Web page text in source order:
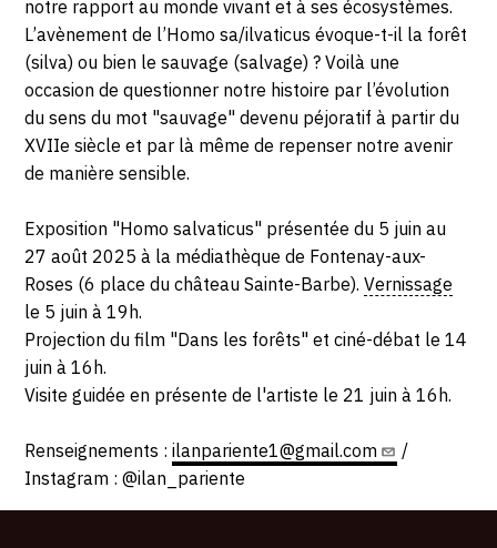
27
AOÛT
2025
château
Sainte-
Barbe
,
92260
FONTENAY-
ROSES
notre rapport au monde vivant et à ses écosystèmes.
L’avènement de l’Homo sa/ilvaticus évoque-t-il la forêt
(silva) ou bien le sauvage (salvage) ? Voilà une
occasion de questionner notre histoire par l’évolution
du sens du mot "sauvage" devenu péjoratif à partir du
XVIIe siècle et par là même de repenser notre avenir
de manière sensible.
Exposition "Homo salvaticus" présentée du 5 juin au
27 août 2025 à la médiathèque de Fontenay-aux-
Roses (6 place du château Sainte-Barbe).Vernissage
le 5 juin à 19h.
Projection du film "Dans les forêts" et ciné-débat le 14
juin à 16h.
Visite guidée en présente de l'artiste le 21 juin à 16h.
Renseignements :ilanpariente1@gmail.com
/
Instagram : @ilan_pariente